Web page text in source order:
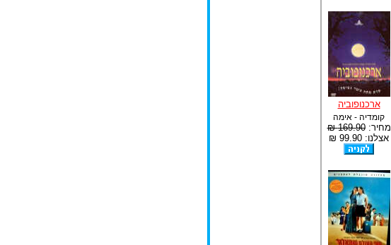
ארכנופוביה
קומדיה - אימה
מחיר:169.90 ₪
אצלנו: 99.90 ₪